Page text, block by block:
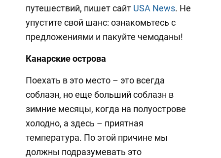
путешествий, пишет сайт USA News. Не
упустите свой шанс: ознакомьтесь с
предложениями и пакуйте чемоданы!
Канарские острова
Поехать в это место – это всегда
соблазн, но еще больший соблазн в
зимние месяцы, когда на полуострове
холодно, а здесь – приятная
температура. По этой причине мы
должны подразумевать это